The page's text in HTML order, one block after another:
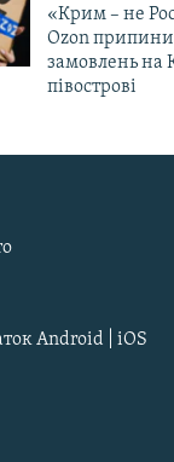
«Крим – не
Ozon
замовлень на
півострові
Android | iOS